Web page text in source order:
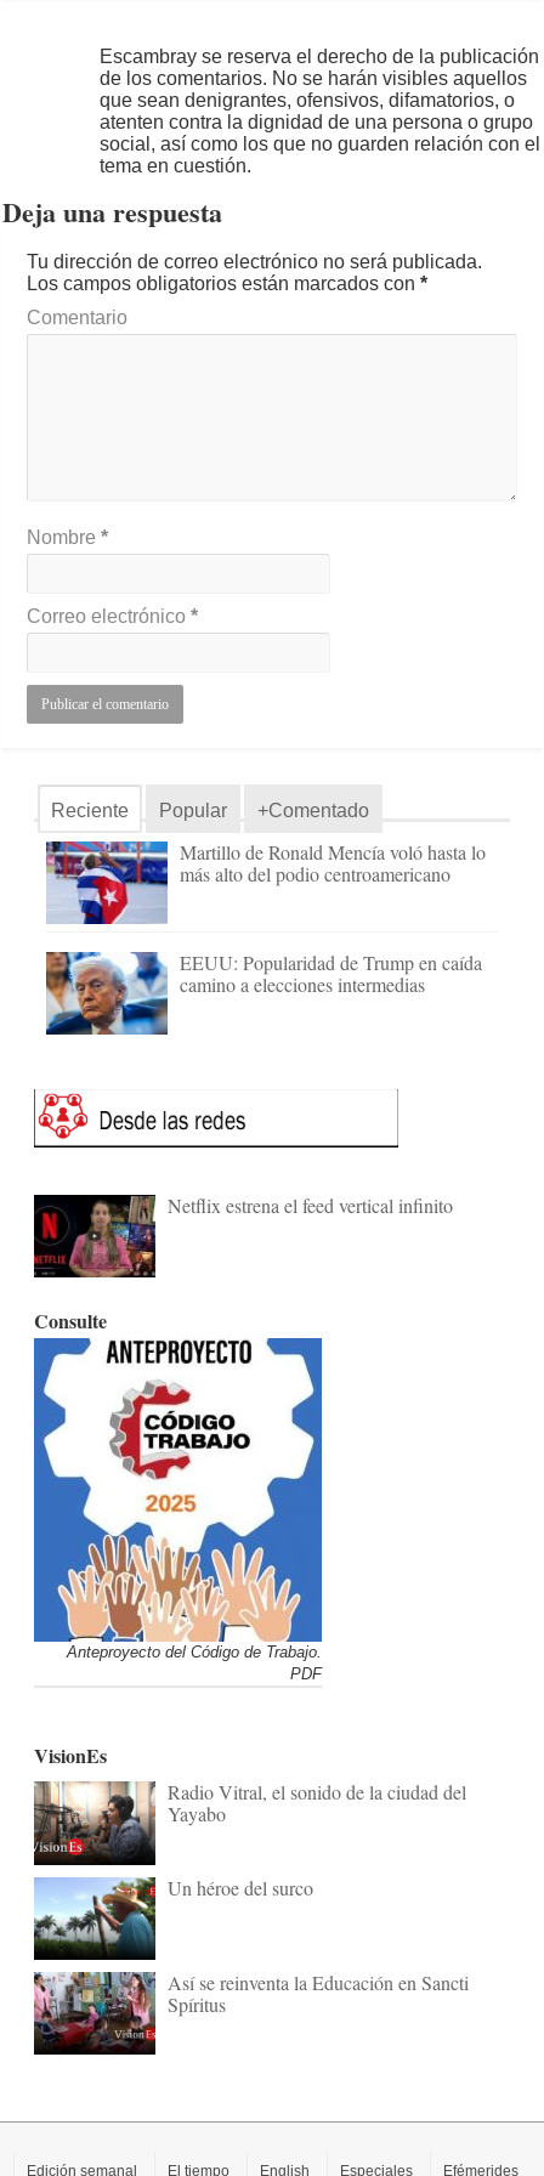
Escambray se reserva el derecho de la publicación
de los comentarios. No se harán visibles aquellos
que sean denigrantes, ofensivos, difamatorios, o
atenten contra la dignidad de una persona o grupo
social, así como los que no guarden relación con el
tema en cuestión.
Deja una respuesta
Tu dirección de correo electrónico no será publicada.
Los campos obligatorios están marcados con*
Comentario
Nombre*
Correo electrónico*
Reciente Popular +Comentado
Martillo de Ronald Mencía voló hasta lo
más alto del podio centroamericano
EEUU: Popularidad de Trump en caída
camino a elecciones intermedias
Netflix estrena el feed vertical infinito
Consulte
Anteproyecto del Código de Trabajo.
PDF
VisionEs
Radio Vitral, el sonido de la ciudad del
Yayabo
Un héroe del surco
Así se reinventa la Educación en Sancti
Spíritus
Edición semanal El tiempo English Especiales Efémerides